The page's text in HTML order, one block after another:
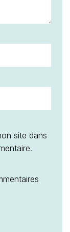
site dans